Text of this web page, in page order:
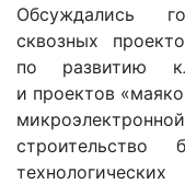
Обсуждались
сквозных
по развитию
и проектов
строительство